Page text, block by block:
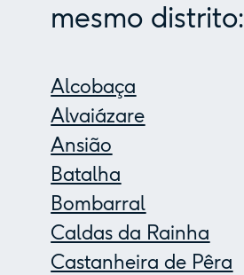
mesmo distrito:
Alcobaça
Alvaiázare
Ansião
Batalha
Bombarral
Caldas da Rainha
Castanheira de Pêra